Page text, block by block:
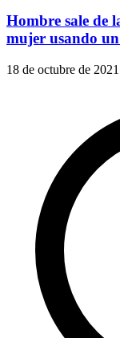
Hombre sale de
mujer usando
18 de octubre de 2021